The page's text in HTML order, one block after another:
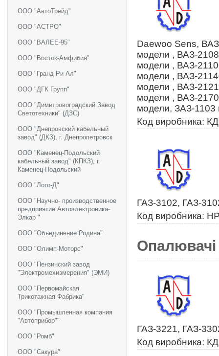
ООО "АвтоТрейд"
ООО "АСТРО"
ООО "ВАЛЕЕ-95"
ООО "Восток-Амфибия"
ООО "Гранд Ри Ал"
ООО "ДГК Групп"
ООО "Димитровоградский Завод
Светотехники" (ДЗС)
ООО "Днепровский кабельный
завод" (ДКЗ), г. Днепропетровск
ООО "Каменец-Подольский
кабельный завод" (КПКЗ), г.
Каменец-Подольский
ООО "Лого-Д"
ООО "Научно- производственное
предприятие Автоэлектроника-
Элкар "
ООО "Объединение Родина"
ООО "Олимп-Моторс"
ООО "Пензинский завод
"Электромехизмерения" (ЭМИ)
ООО "Первомайская
Трикотажная Фабрика"
ООО "Промышленная компания
"Автоприбор""
ООО "Ромб"
ООО "Сакура"
Daewoo Sens,
модели , ВАЗ-
модели , ВАЗ-
модели , ВАЗ-
модели , ВАЗ-
модели , ВАЗ-
модели, ЗАЗ-1103
Код виробника:
ГАЗ-3102, ГАЗ-
Код виробника:
Опалювачі
ГАЗ-3221, ГАЗ-
Код виробника: